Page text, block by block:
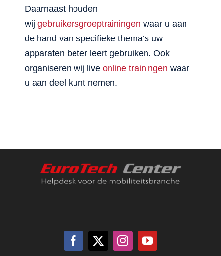
Registratie
Webshop
Mediatheek
Daarnaast houden
wij gebruikersgroeptrainingen waar u aan
de hand van specifieke thema’s uw
apparaten beter leert gebruiken. Ook
organiseren wij live online trainingen waar
u aan deel kunt nemen.